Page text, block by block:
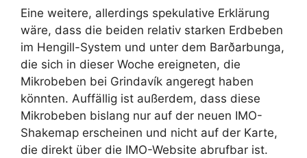
Eine weitere, allerdings spekulative Erklärung
wäre, dass die beiden relativ starken Erdbeben
im Hengill-System und unter dem Barðarbunga,
die sich in dieser Woche ereigneten, die
Mikrobeben bei Grindavík angeregt haben
könnten. Auffällig ist außerdem, dass diese
Mikrobeben bislang nur auf der neuen IMO-
Shakemap erscheinen und nicht auf der Karte,
die direkt über die IMO-Website abrufbar ist.